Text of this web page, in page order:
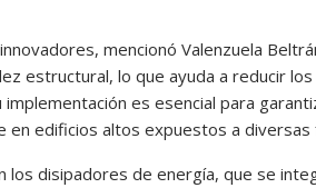
mencionó Valenzuela
estructural, lo que ayuda a reducir
es esencial para
en edificios altos expuestos a diversas
los disipadores de energía, que se